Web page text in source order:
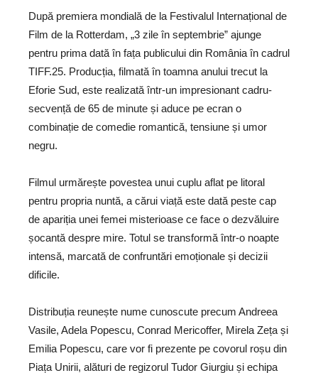
După premiera mondială de la Festivalul Internațional de
Film de la Rotterdam, „3 zile în septembrie” ajunge
pentru prima dată în fața publicului din România în cadrul
TIFF.25. Producția, filmată în toamna anului trecut la
Eforie Sud, este realizată într-un impresionant cadru-
secvență de 65 de minute și aduce pe ecran o
combinație de comedie romantică, tensiune și umor
negru.
Filmul urmărește povestea unui cuplu aflat pe litoral
pentru propria nuntă, a cărui viață este dată peste cap
de apariția unei femei misterioase ce face o dezvăluire
șocantă despre mire. Totul se transformă într-o noapte
intensă, marcată de confruntări emoționale și decizii
dificile.
Distribuția reunește nume cunoscute precum Andreea
Vasile, Adela Popescu, Conrad Mericoffer, Mirela Zeța și
Emilia Popescu, care vor fi prezente pe covorul roșu din
Piața Unirii, alături de regizorul Tudor Giurgiu și echipa